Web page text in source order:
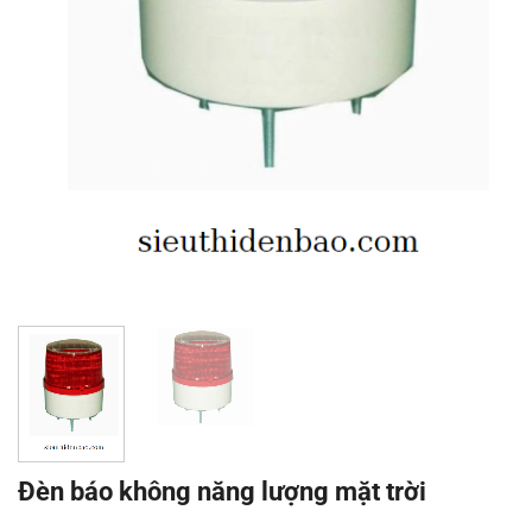
Đèn báo không năng lượng mặt trời